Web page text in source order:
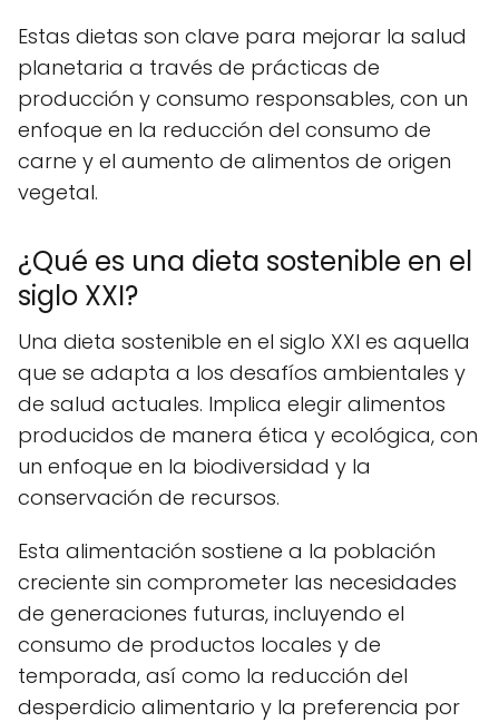
Estas dietas son clave para mejorar la salud
planetaria a través de prácticas de
producción y consumo responsables, con un
enfoque en la reducción del consumo de
carne y el aumento de alimentos de origen
vegetal.
¿Qué es una dieta sostenible en el
siglo XXI?
Una dieta sostenible en el siglo XXI es aquella
que se adapta a los desafíos ambientales y
de salud actuales. Implica elegir alimentos
producidos de manera ética y ecológica, con
un enfoque en la biodiversidad y la
conservación de recursos.
Esta alimentación sostiene a la población
creciente sin comprometer las necesidades
de generaciones futuras, incluyendo el
consumo de productos locales y de
temporada, así como la reducción del
desperdicio alimentario y la preferencia por